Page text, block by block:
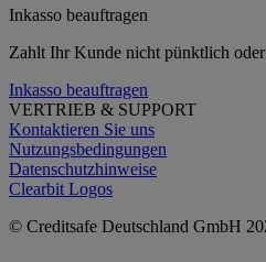
Inkasso beauftragen
Zahlt Ihr Kunde nicht pünktlich
Inkasso beauftragen
VERTRIEB & SUPPORT
Kontaktieren Sie uns
Nutzungsbedingungen
Datenschutzhinweise
Clearbit Logos
© Creditsafe Deutschland GmbH